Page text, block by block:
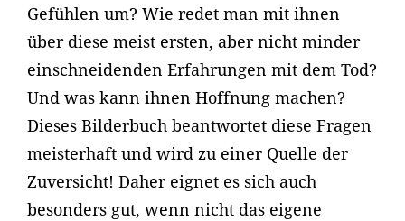
Gefühlen um? Wie redet man mit ihnen
über diese meist ersten, aber nicht minder
einschneidenden Erfahrungen mit dem Tod?
Und was kann ihnen Hoffnung machen?
Dieses Bilderbuch beantwortet diese Fragen
meisterhaft und wird zu einer Quelle der
Zuversicht! Daher eignet es sich auch
besonders gut, wenn nicht das eigene